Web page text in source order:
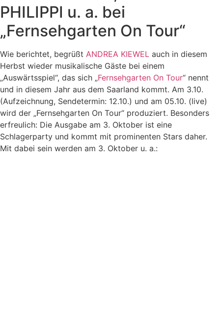
PHILIPPI u. a. bei
„Fernsehgarten On Tour“
Wie berichtet, begrüßt ANDREA KIEWEL auch in diesem
Herbst wieder musikalische Gäste bei einem
„Auswärtsspiel“, das sich „Fernsehgarten On Tour“ nennt
und in diesem Jahr aus dem Saarland kommt. Am 3.10.
(Aufzeichnung, Sendetermin: 12.10.) und am 05.10. (live)
wird der „Fernsehgarten On Tour“ produziert. Besonders
erfreulich: Die Ausgabe am 3. Oktober ist eine
Schlagerparty und kommt mit prominenten Stars daher.
Mit dabei sein werden am 3. Oktober u. a.: